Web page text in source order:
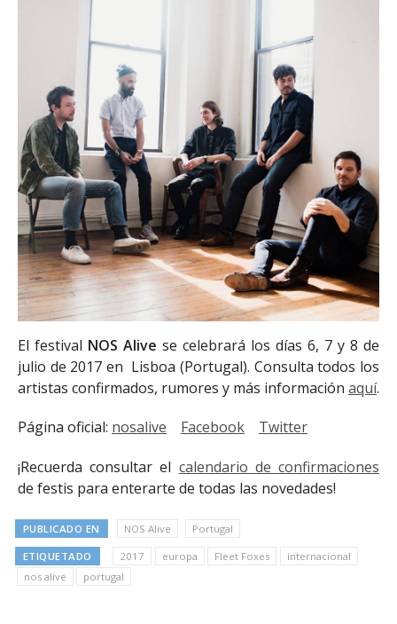
El festival NOS Alive se celebrará los días 6, 7 y 8 de
julio de 2017 en Lisboa (Portugal). Consulta todos los
artistas confirmados, rumores y más información aquí.
Página oficial: nosalive Facebook Twitter
¡Recuerda consultar el calendario de confirmaciones
de festis para enterarte de todas las novedades!
PUBLICADO EN NOS Alive Portugal
ETIQUETADO 2017 europa Fleet Foxes
internacional
nos alive
portugal